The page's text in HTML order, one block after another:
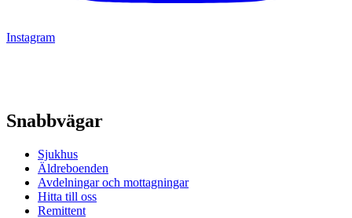
Instagram
Snabbvägar
Sjukhus
Äldreboenden
Avdelningar och mottagningar
Hitta till oss
Remittent